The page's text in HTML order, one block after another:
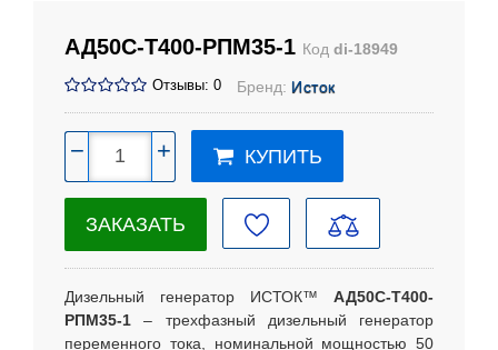
АД50С-Т400-РПМ35-1 Код di-18949
Отзывы: 0 Бренд: Исток
− + КУПИТЬ
ЗАКАЗАТЬ
Дизельный генератор ИСТОК™ АД50С-Т400-
РПМ35-1 – трехфазный дизельный генератор
переменного тока, номинальной мощностью 50